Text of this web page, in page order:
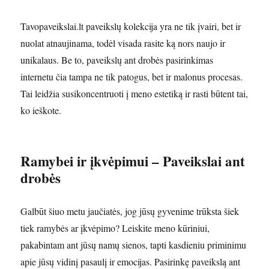
Tavopaveikslai.lt paveikslų kolekcija yra ne tik įvairi, bet ir
nuolat atnaujinama, todėl visada rasite ką nors naujo ir
unikalaus. Be to, paveikslų ant drobės pasirinkimas
internetu čia tampa ne tik patogus, bet ir malonus procesas.
Tai leidžia susikoncentruoti į meno estetiką ir rasti būtent tai,
ko ieškote.
Ramybei ir įkvėpimui – Paveikslai ant
drobės
Galbūt šiuo metu jaučiatės, jog jūsų gyvenime trūksta šiek
tiek ramybės ar įkvėpimo? Leiskite meno kūriniui,
pakabintam ant jūsų namų sienos, tapti kasdieniu priminimu
apie jūsų vidinį pasaulį ir emocijas. Pasirinkę paveikslą ant